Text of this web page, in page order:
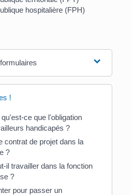
hospitalière (FPH)
!
ce que l'obligation
handicapés ?
contrat de projet dans la
?
il travailler dans la fonction
?
pour passer un